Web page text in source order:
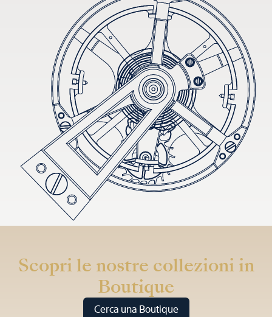
Scopri le nostre collezioni in
Boutique
Cerca una Boutique